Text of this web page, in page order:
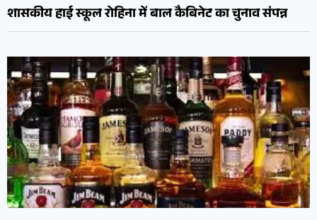
शासकीय हाई स्कूल रोहिना में बाल कैबिनेट का चुनाव संपन्न